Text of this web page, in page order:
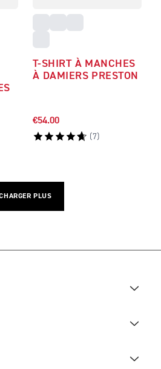
T-SHIRT À MANCHES
À DAMIERS PRESTON
€54.00
(7)
PLUS